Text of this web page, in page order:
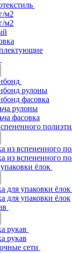
м2
м2
рулоны
фасовка
рулоны
фасовка
из вспененного
из вспененного
ёлок
для упаковки ёлок
для упаковки ёлок
рукав
рукав
сети